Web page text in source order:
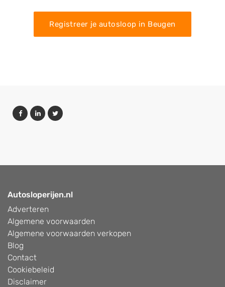
Registreer je autosloop in Beugen
Autosloperijen.nl
Adverteren
Algemene voorwaarden
Algemene voorwaarden verkopen
Blog
Contact
Cookiebeleid
Disclaimer